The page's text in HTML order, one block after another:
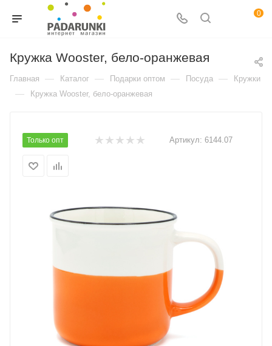
0
Кружка Wooster, бело-оранжевая
Главная — Каталог — Подарки оптом — Посуда — Кружки
— Кружка Wooster, бело-оранжевая
Только опт Артикул: 6144.07